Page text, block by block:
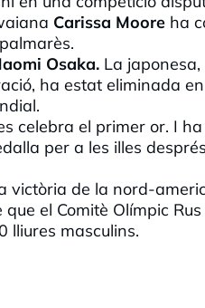
Carissa Moore ha
Osaka. La
ha estat eliminada
celebra el primer or. I
per a les illes
victòria de la nord-
el Comitè Olímpic
lliures masculins.